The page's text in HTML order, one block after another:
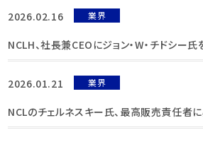
2026.02.16 業界
NCLH、社長兼CEOにジョン・W・チドシー
2026.01.21 業界
NCLのチェルネスキー氏、最高販売責任者